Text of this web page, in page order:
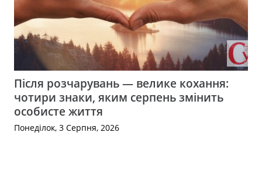
Після розчарувань — велике кохання:
чотири знаки, яким серпень змінить
особисте життя
Понеділок, 3 Серпня, 2026